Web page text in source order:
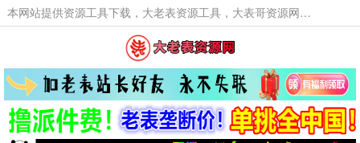
本网站提供资源工具下载，大老表资源工具，大表哥资源网软件工具，大老表资源下载，活动线报福利资源分享,活动线报，大型网游经典游戏，网络热门技术游戏辅助交流与分享。